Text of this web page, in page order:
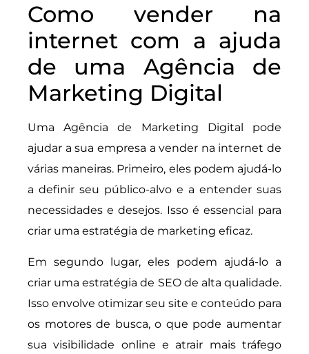
Como vender na
internet com a ajuda
de uma Agência de
Marketing Digital
Uma Agência de Marketing Digital pode
ajudar a sua empresa a vender na internet de
várias maneiras. Primeiro, eles podem ajudá-lo
a definir seu público-alvo e a entender suas
necessidades e desejos. Isso é essencial para
criar uma estratégia de marketing eficaz.
Em segundo lugar, eles podem ajudá-lo a
criar uma estratégia de SEO de alta qualidade.
Isso envolve otimizar seu site e conteúdo para
os motores de busca, o que pode aumentar
sua visibilidade online e atrair mais tráfego